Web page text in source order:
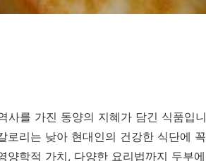
사를 가진 동양의 지혜가 담긴 식품입니
로리는 낮아 현대인의 건강한 식단에 꼭
학적 가치, 다양한 요리법까지 두부에